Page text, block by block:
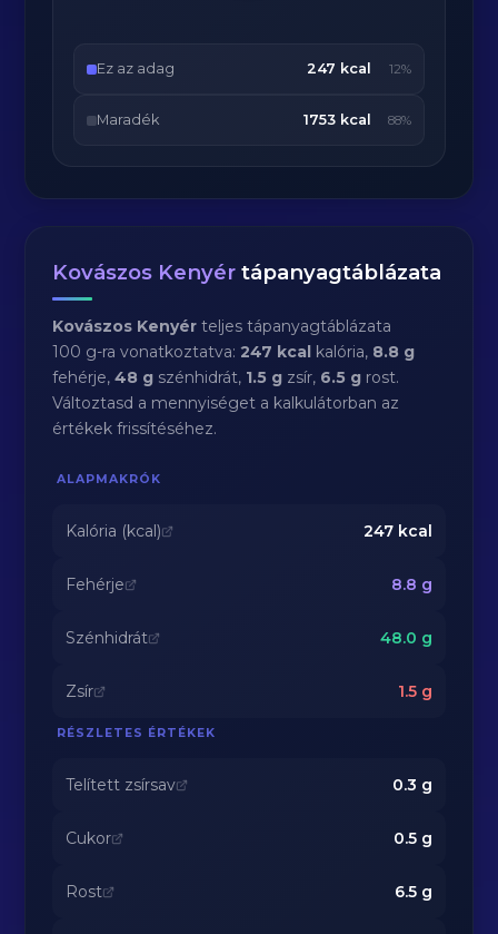
Ez az adag 247 kcal 12%
Maradék 1753 kcal 88%
Kovászos Kenyér tápanyagtáblázata
Kovászos Kenyér teljes tápanyagtáblázata
100 g-ra vonatkoztatva:247 kcal kalória, 8.8 g
fehérje,48 g szénhidrát, 1.5 g zsír, 6.5 g rost.
Változtasd a mennyiséget a kalkulátorban az
értékek frissítéséhez.
ALAPMAKRÓK
Kalória (kcal) 247kcal
Fehérje 8.8 g
Szénhidrát 48.0 g
Zsír 1.5g
RÉSZLETES ÉRTÉKEK
Telített zsírsav 0.3 g
Cukor 0.5g
Rost 6.5g